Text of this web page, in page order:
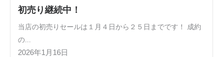
初売り継続中！
当店の初売りセールは１月４日から２５日までです！ 成約
の...
2026年1月16日